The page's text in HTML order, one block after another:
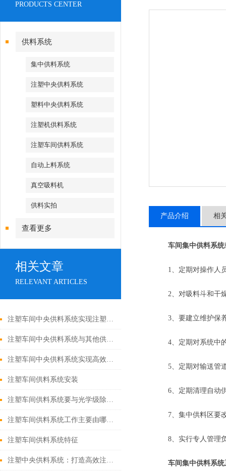
PRODUCTS CENTER
供料系统
集中供料系统
注塑中央供料系统
塑料中央供料系统
注塑机供料系统
注塑车间供料系统
自动上料系统
真空吸料机
供料实拍
查看更多
相关文章
RELEVANT ARTICLES
注塑车间中央供料系统实现注塑生产的高效协同与质量管控
注塑车间中央供料系统与其他供料方式的对比
注塑车间中央供料系统实现高效、稳定注塑生产
注塑车间供料系统安装
注塑车间供料系统要与光学级除湿干燥机配合使用
注塑车间供料系统工作主要由哪些步骤来完成？
注塑车间供料系统特征
注塑中央供料系统：打造高效注塑车间的基石
产品介绍 相
车间集中供料系统
1、定期对操作人员
2、对吸料斗和干燥
3、要建立维护保养
4、定期对系统中的
5、定期对输送管道
6、定期清理自动供
7、集中供料区要改
8、实行专人管理负
车间集中供料系统